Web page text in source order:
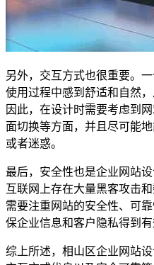
另外，交互方式也很重要。
使用过程中感到舒适和自然
因此，在设计时需要考虑到
面切换等方面，并且尽可能
或者迷惑。
最后，安全性也是企业网站
互联网上存在大量黑客攻击
需要注重网站的安全性、可
保企业信息和客户隐私得到有
综上所述，相山区企业网站